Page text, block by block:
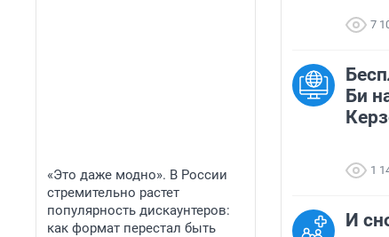
«Это даже модно». В России
стремительно растет
популярность дискаунтеров:
как формат перестал быть
7
Би
1
И